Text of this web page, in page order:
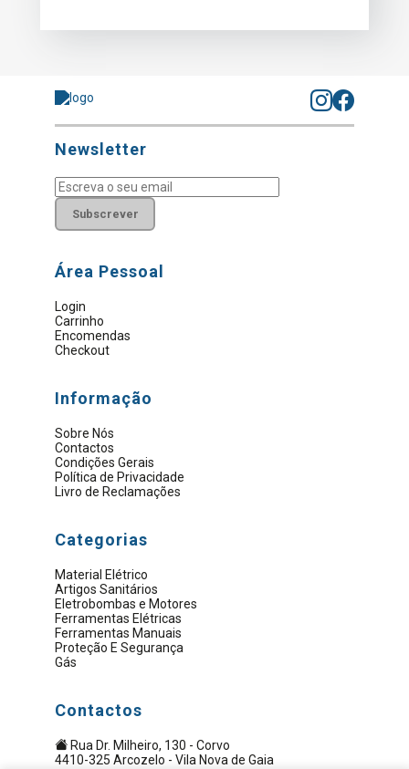
Newsletter
Subscrever
Área Pessoal
Login
Carrinho
Encomendas
Checkout
Informação
Sobre Nós
Contactos
Condições Gerais
Política de Privacidade
Livro de Reclamações
Categorias
Material Elétrico
Artigos Sanitários
Eletrobombas e Motores
Ferramentas Elétricas
Ferramentas Manuais
Proteção E Segurança
Gás
Contactos
Rua Dr. Milheiro, 130 - Corvo
4410-325 Arcozelo - Vila Nova de Gaia